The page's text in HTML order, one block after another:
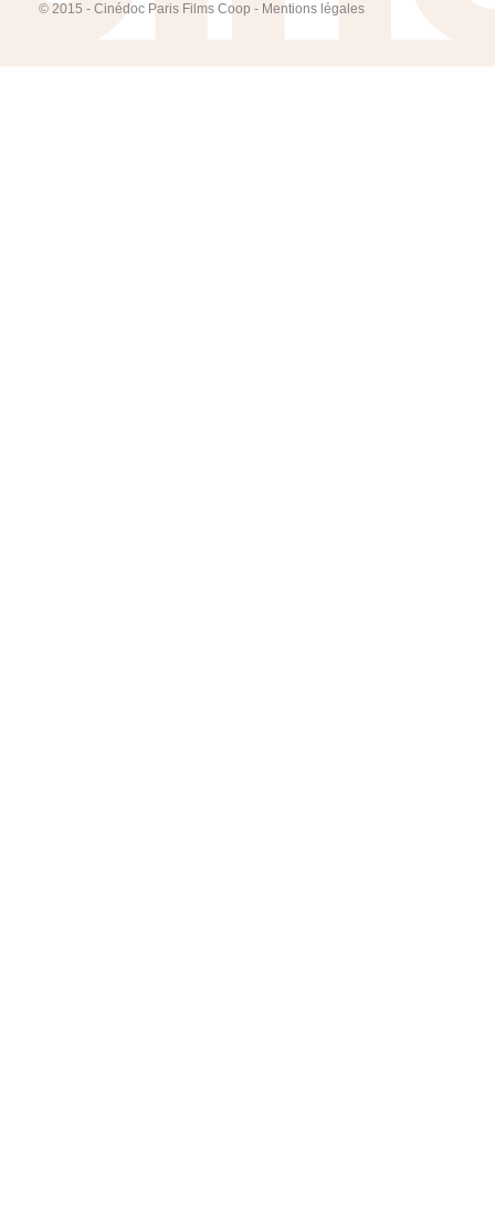
© 2015 - Cinédoc Paris Films Coop - Mentions légales